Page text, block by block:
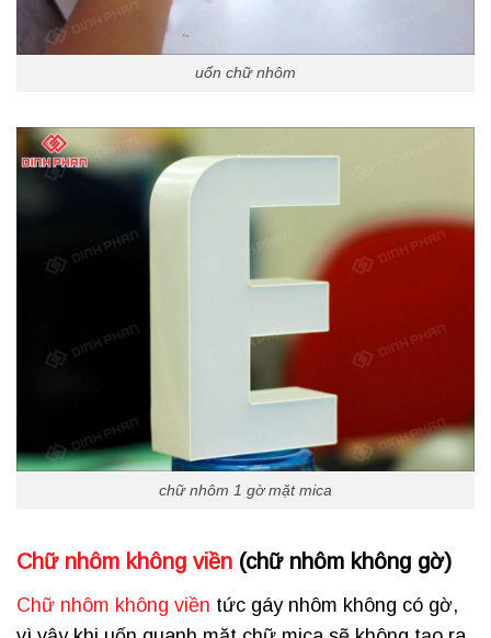
uốn chữ nhôm
chữ nhôm 1 gờ mặt mica
Chữ nhôm không viền (chữ nhôm không gờ)
Chữ nhôm không viền tức gáy nhôm không có gờ,